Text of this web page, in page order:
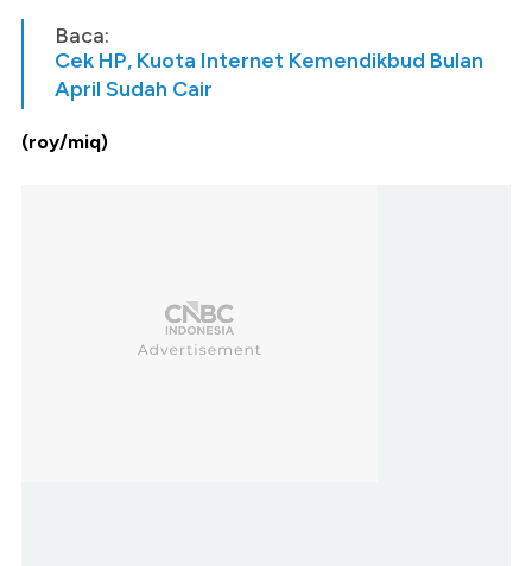
Baca:
Cek HP, Kuota Internet Kemendikbud Bulan
April Sudah Cair
(roy/miq)